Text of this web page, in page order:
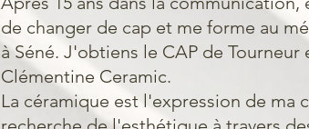
de changer de cap et me forme au
à Séné. J'obtiens le CAP de
Clémentine Ceramic.
​​La céramique est l'expression de ma